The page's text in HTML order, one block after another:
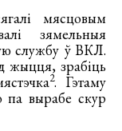
мясцовым
зямельныя
службу ў ВКЛ.
жыцця, зрабіць
2. Гэтаму
па вырабе скур